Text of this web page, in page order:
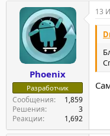
Phoenix
Разработчик
Сообщения
1,859
Решения
3
Реакции
1,692
13